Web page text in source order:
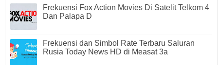
Frekuensi Fox Action Movies Di Satelit Telkom 4
Dan Palapa D
Frekuensi dan Simbol Rate Terbaru Saluran
Rusia Today News HD di Measat 3a